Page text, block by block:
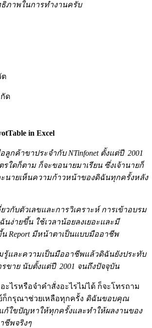
ธิภาพในการทำงานครับ
ต
ด
in Excel
กค้าขาประจำกับ NTinfonet ตั้งแต่ปี 2001
ใดก็ตาม ก็จะขอนายมาเรียน ซึ่งเจ้านายก็
นายเห็นความก้าวหน้าของดิฉันทุกครั้งหลัง
วกับตัวเลขและการวิเคราะห์ การเข้าอบรม
ง่ายขึ้น ใช้เวลาน้อยลงเยอะและมี
Report มีหน้าตาเป็นแบบมืออาชีพ
รู้และความเป็นมืออาชีพแล้วดิฉันยังประทับ
ขาย นับตั้งแต่ปี 2001 จนถึงปัจจุบัน
ไรหรือจำคำสั่งอะไรไม่ได้ ก็จะโทรถาม
ก็กรุณาช่วยเหลือทุกครั้ง ดิฉันขอบคุณ
ก้ใขปัญหาให้ทุกครั้งและทำให้ผลงานของ
ชีพจริงๆ